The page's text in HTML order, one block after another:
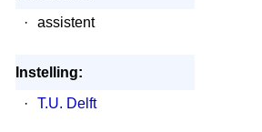
·
assistent
Instelling:
·
T.U. Delft